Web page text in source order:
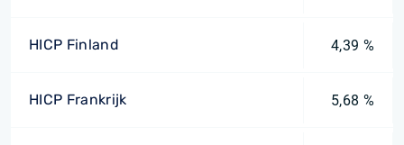
HICP Finland 4,39 %
HICP Frankrijk 5,68 %